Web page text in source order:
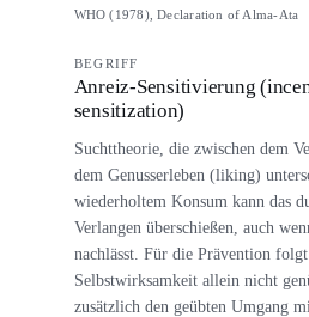
WHO (1978), Declaration of Alma-Ata
BEGRIFF
Anreiz-Sensitivierung
sensitization)
Suchttheorie, die zwischen dem
dem Genusserleben (liking)
wiederholtem Konsum kann das
Verlangen überschießen, auch
nachlässt. Für die Prävention
Selbstwirksamkeit allein nicht
zusätzlich den geübten Umgang